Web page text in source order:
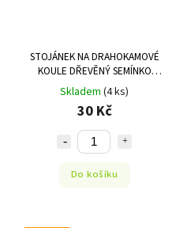
STOJÁNEK NA DRAHOKAMOVÉ
KOULE DŘEVĚNÝ SEMÍNKO
ŽIVOTA 7CM
Skladem (4 ks)
30 Kč
Do košíku